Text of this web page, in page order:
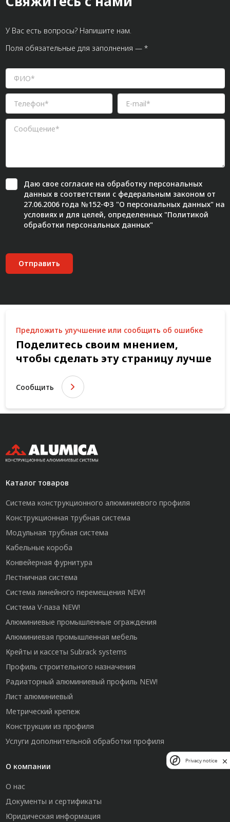
У Вас есть вопросы? Напишите нам.
Поля обязательные для заполнения — *
Даю свое согласиена обработку персональных
данных в соответствии с федеральным законом от
27.06.2006 года №152-ФЗ "О персональных данных" на
условиях и для целей, определенных "Политикой
обработки персональных данных"
Отправить
Предложить улучшение или сообщить об ошибке
Поделитесь своим мнением,
чтобы сделать эту страницу лучше
Сообщить
Каталог товаров
Система конструкционного алюминиевого профиля
Конструкционная трубная система
Модульная трубная система
Кабельные короба
Конвейерная фурнитура
Лестничная система
Система линейного перемещения NEW!
Система V-паза NEW!
Алюминиевые промышленные ограждения
Алюминиевая промышленная мебель
Крейты и кассеты Subrack systems
Профиль строительного назначения
Радиаторный алюминиевый профиль NEW!
Лист алюминиевый
Метрический крепеж
Конструкции из профиля
Услуги дополнительной обработки профиля
О компании
О нас
Документы и сертификаты
Юридическая информация
Privacy notice